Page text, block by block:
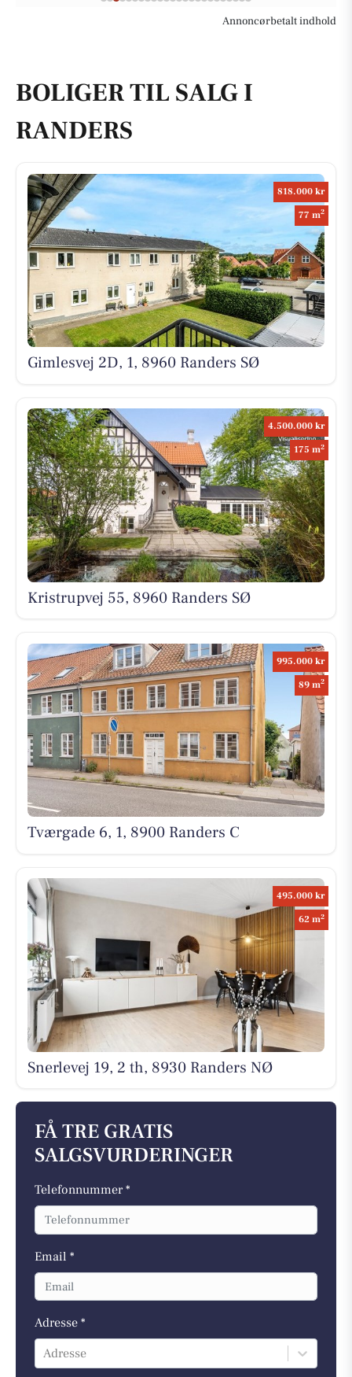
Annoncørbetalt indhold
BOLIGER TIL SALG I
RANDERS
818.000 kr
77 m2
Gimlesvej 2D, 1, 8960 Randers SØ
4.500.000 kr
175 m2
Kristrupvej 55, 8960 Randers SØ
995.000 kr
89 m2
Tværgade 6, 1, 8900 Randers C
495.000 kr
62 m2
Snerlevej 19, 2 th, 8930 Randers NØ
FÅ TRE GRATIS
SALGSVURDERINGER
Telefonnummer *
Email *
Adresse *
Adresse